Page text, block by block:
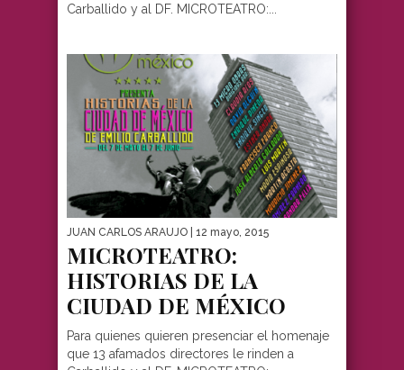
Carballido y al DF. MICROTEATRO:...
JUAN CARLOS ARAUJO | 12 mayo, 2015
MICROTEATRO:
HISTORIAS DE LA
CIUDAD DE MÉXICO
Para quienes quieren presenciar el homenaje
que 13 afamados directores le rinden a